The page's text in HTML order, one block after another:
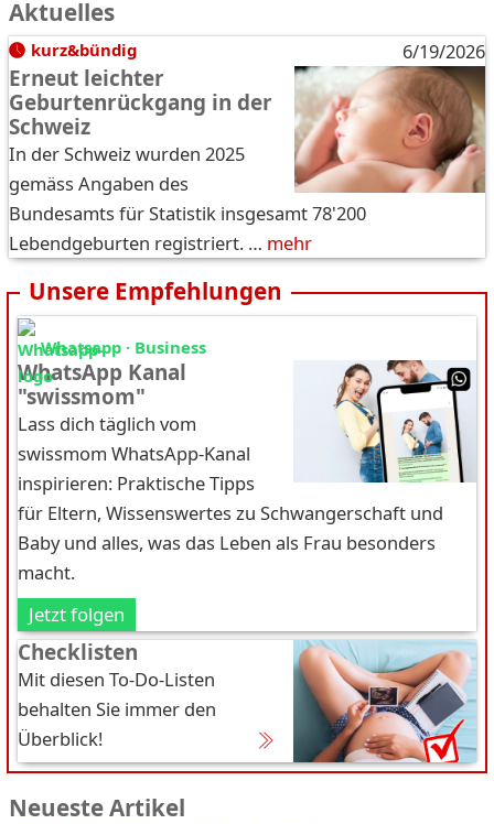
Aktuelles
kurz&bündig 6/19/2026
Erneut leichter
Geburtenrückgang in der
Schweiz
In der Schweiz wurden 2025
gemäss Angaben des
Bundesamts für Statistik insgesamt 78'200
Lebendgeburten registriert. … mehr
Unsere Empfehlungen
Whatsapp · Business
WhatsApp Kanal
"swissmom"
Lass dich täglich vom
swissmom WhatsApp-Kanal
inspirieren: Praktische Tipps
für Eltern, Wissenswertes zu Schwangerschaft und
Baby und alles, was das Leben als Frau besonders
macht.
Jetzt folgen
Checklisten
Mit diesen To-Do-Listen
behalten Sie immer den
Überblick!
Neueste Artikel